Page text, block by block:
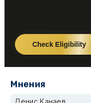
Мнения
Денис Канаев